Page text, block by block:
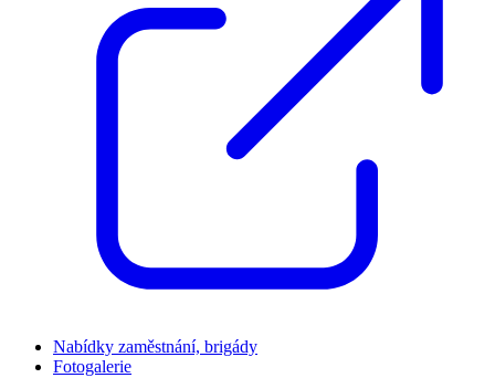
Nabídky zaměstnání, brigády
Fotogalerie